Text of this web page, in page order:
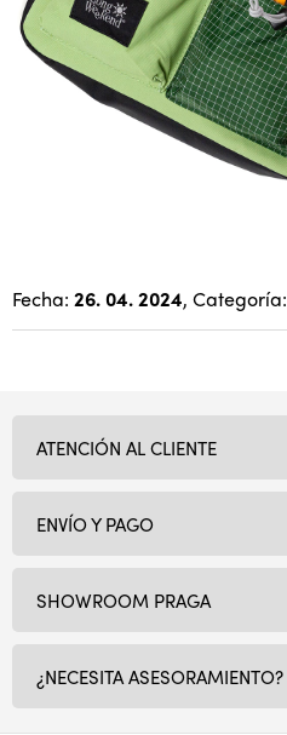
Fecha: 26. 04. 2024, Categoría:
SHOWROOM PRAGA
¿NECESITA ASESORAMIENTO?
ATENCIÓN AL CLIENTE
ENVÍO Y PAGO